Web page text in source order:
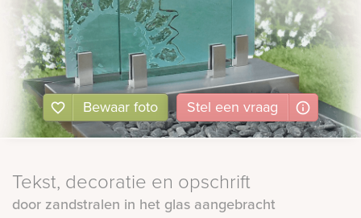
Bewaar foto Stel een vraag
Tekst, decoratie en opschrift
door zandstralen in het glas aangebracht